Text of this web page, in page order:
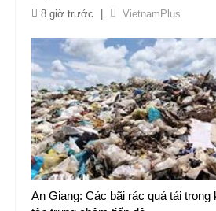
8 giờ trước VietnamPlus
An Giang: Các bãi rác quá tải